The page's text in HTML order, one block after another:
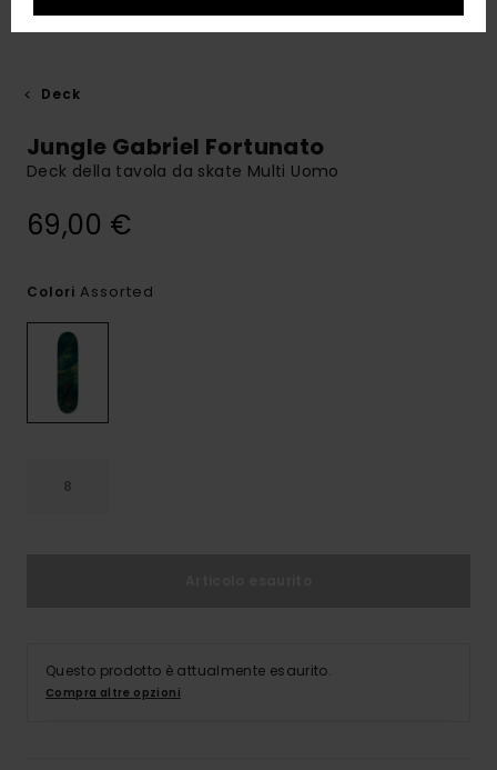
Deck
Jungle Gabriel Fortunato
Deck della tavola da skate Multi Uomo
69,00 €
Colori Assorted
8
Questo prodotto è attualmente esaurito.
Compra altre opzioni